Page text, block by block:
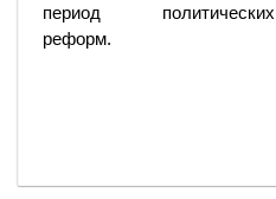
период политических
реформ.